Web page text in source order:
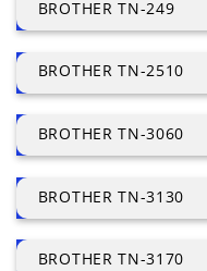
BROTHER TN-249
BROTHER TN-2510
BROTHER TN-3060
BROTHER TN-3130
BROTHER TN-3170